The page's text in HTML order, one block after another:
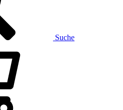
Suche